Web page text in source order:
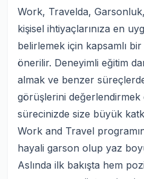
Work, Travelda,
kişisel ihtiyaçlarınıza en
belirlemek için kapsamlı bir
önerilir. Deneyimli eğitim
almak ve benzer
görüşlerini
sürecinizde size büyük
Work and Travel
hayali garson olup yaz
Aslında ilk bakışta hem